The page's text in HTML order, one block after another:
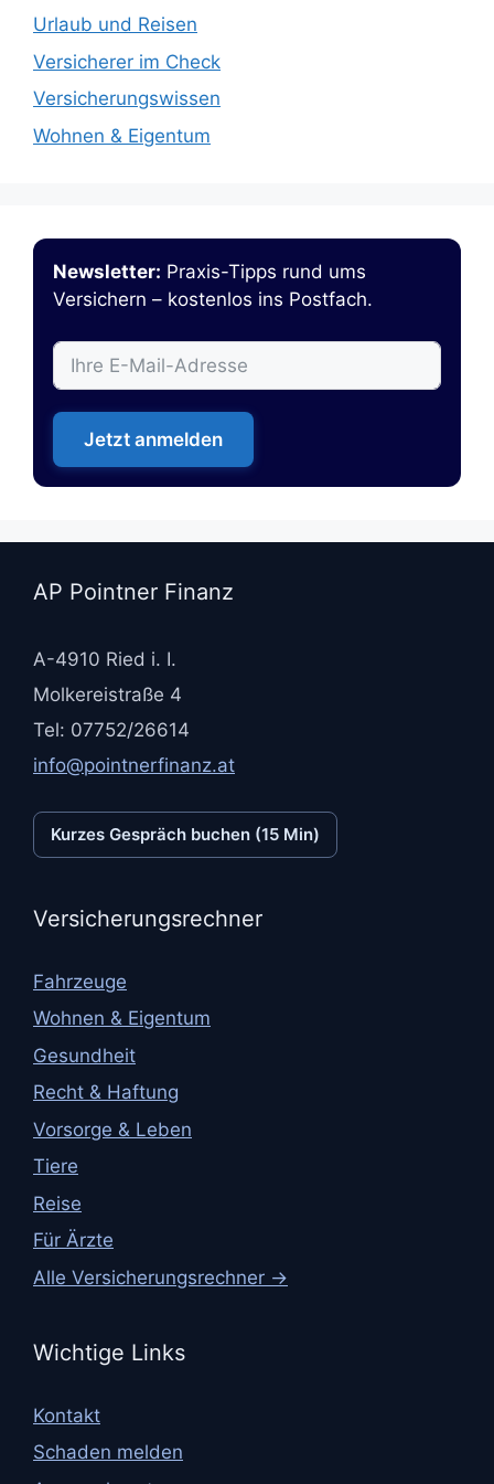
Urlaub und Reisen
Versicherer im Check
Versicherungswissen
Wohnen & Eigentum
Newsletter: Praxis-Tipps rund ums
Versichern – kostenlos ins Postfach.
Jetzt anmelden
AP Pointner Finanz
A-4910 Ried i. I.
Molkereistraße 4
Tel: 07752/26614
info@pointnerfinanz.at
Kurzes Gespräch buchen (15 Min)
Versicherungsrechner
Fahrzeuge
Wohnen & Eigentum
Gesundheit
Recht & Haftung
Vorsorge & Leben
Tiere
Reise
Für Ärzte
Alle Versicherungsrechner →
Wichtige Links
Kontakt
Schaden melden